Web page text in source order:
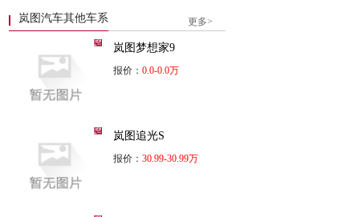
岚图汽车其他车系 更多>
岚图梦想家9
报价： 0.0-0.0万
岚图追光S
报价： 30.99-30.99万